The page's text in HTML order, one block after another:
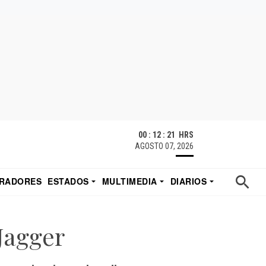
00 : 12 : 22 HRS
AGOSTO 07, 2026
ESTADOS MULTIMEDIA
DIARIOS